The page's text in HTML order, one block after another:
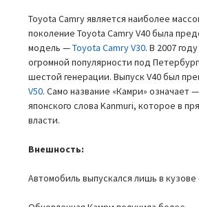
Toyota Camry является наиболее
поколение Toyota Camry V40 была
модель —Toyota Camry V30. В 2007
огромной популярности под
шестой генерации. Выпуск V40 был
V50. Само название «Камри»
японского слова Kanmuri, которое в
власти.
Внешность:
Автомобиль выпускался лишь в